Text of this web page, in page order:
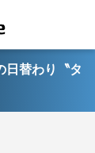
日替わり〝タ